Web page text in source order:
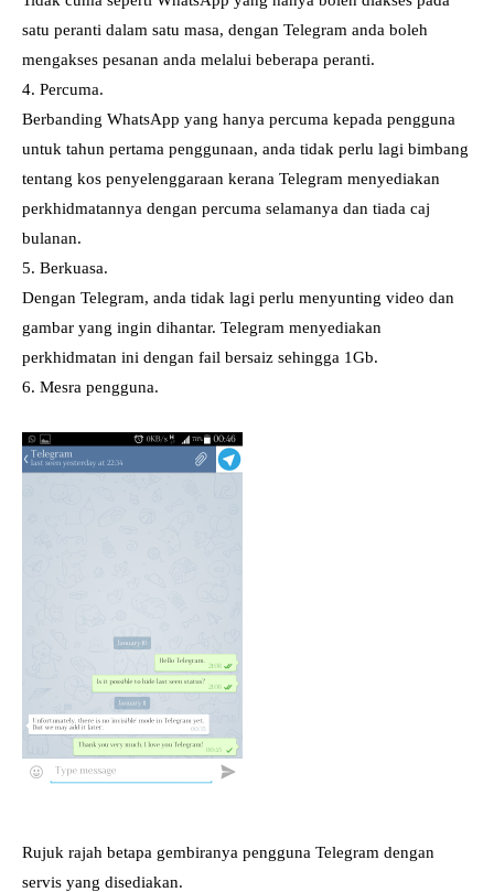
satu peranti dalam satu masa, dengan Telegram anda boleh
mengakses pesanan anda melalui beberapa peranti.
4. Percuma.
Berbanding WhatsApp yang hanya percuma kepada pengguna
untuk tahun pertama penggunaan, anda tidak perlu lagi bimbang
tentang kos penyelenggaraan kerana Telegram menyediakan
perkhidmatannya dengan percuma selamanya dan tiada caj
bulanan.
5. Berkuasa.
Dengan Telegram, anda tidak lagi perlu menyunting video dan
gambar yang ingin dihantar. Telegram menyediakan
perkhidmatan ini dengan fail bersaiz sehingga 1Gb.
6. Mesra pengguna.
Rujuk rajah betapa gembiranya pengguna Telegram dengan
servis yang disediakan.